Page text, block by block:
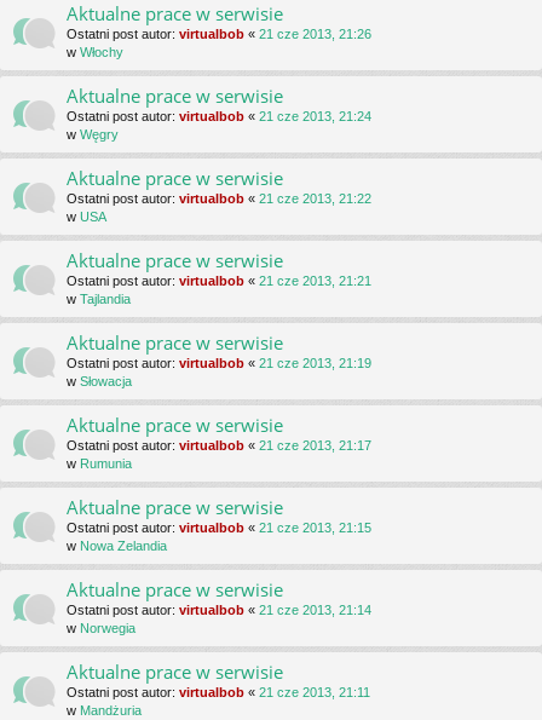
Aktualne prace w serwisie
Ostatni post autor: virtualbob « 21 cze 2013, 21:26
w Włochy
Aktualne prace w serwisie
Ostatni post autor: virtualbob « 21 cze 2013, 21:24
w Węgry
Aktualne prace w serwisie
Ostatni post autor: virtualbob « 21 cze 2013, 21:22
w USA
Aktualne prace w serwisie
Ostatni post autor: virtualbob « 21 cze 2013, 21:21
w Tajlandia
Aktualne prace w serwisie
Ostatni post autor: virtualbob « 21 cze 2013, 21:19
w Słowacja
Aktualne prace w serwisie
Ostatni post autor: virtualbob « 21 cze 2013, 21:17
w Rumunia
Aktualne prace w serwisie
Ostatni post autor: virtualbob « 21 cze 2013, 21:15
w Nowa Zelandia
Aktualne prace w serwisie
Ostatni post autor: virtualbob « 21 cze 2013, 21:14
w Norwegia
Aktualne prace w serwisie
Ostatni post autor: virtualbob « 21 cze 2013, 21:11
w Mandżuria